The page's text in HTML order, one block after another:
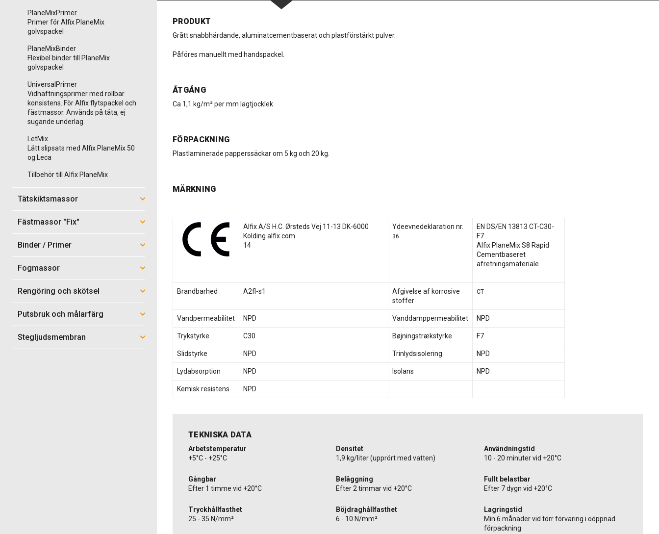
PlaneMixPrimer
Primer för Alfix PlaneMix
golvspackel
PlaneMixBinder
Flexibel binder till PlaneMix
golvspackel
UniversalPrimer
Vidhäftningsprimer med rollbar
konsistens. För Alfix flytspackel och
fästmassor. Används på täta, ej
sugande underlag.
LetMix
Lätt slipsats med Alfix PlaneMix 50
og Leca
Tillbehör till Alfix PlaneMix
Tätskiktsmassor
Fästmassor "Fix"
Binder / Primer
Fogmassor
Rengöring och skötsel
Putsbruk och målarfärg
Stegljudsmembran
PRODUKT
Grått snabbhärdande, aluminatcementbaserat och plastförstärkt pulver.
Påföres manuellt med handspackel.
ÅTGÅNG
Ca 1,1 kg/m² per mm lagtjocklek
FÖRPACKNING
Plastlaminerade papperssäckar om 5 kg och 20 kg.
MÄRKNING
Alfix A/S H.C. Ørsteds Vej 11-13 DK-6000
Kolding alfix.com
14
Ydeevnedeklaration nr.
36
EN DS/EN 13813 CT-C30-
F7
Alfix PlaneMix S8 Rapid
Cementbaseret
afretningsmateriale
Brandbarhed A2fl-s1
Afgivelse af korrosive
stoffer
CT
Vandpermeabilitet NPD Vanddamppermeabilitet NPD
Trykstyrke C30 Bøjningstrækstyrke F7
Slidstyrke NPD Trinlydsisolering NPD
Lydabsorption NPD Isolans NPD
Kemisk resistens NPD
TEKNISKA DATA
Arbetstemperatur
+5°C - +25°C
Densitet
1,9 kg/liter (upprört med vatten)
Användningstid
10 - 20 minuter vid +20°C
Gångbar
Efter 1 timme vid +20°C
Beläggning
Efter 2 timmar vid +20°C
Fullt belastbar
Efter 7 dygn vid +20°C
Tryckhållfasthet
25 - 35 N/mm²
Böjdraghållfasthet
6 - 10 N/mm²
Lagringstid
Min 6 månader vid törr förvaring i oöppnad
förpackning